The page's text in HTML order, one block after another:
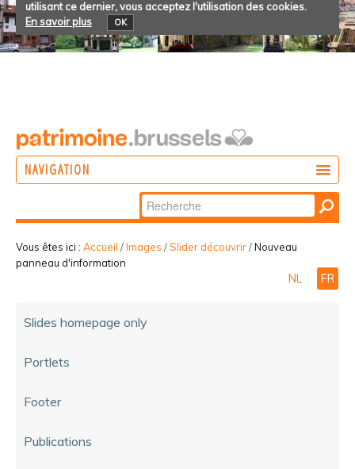
utilisant ce dernier, vous acceptez l'utilisation des cookies.
En savoir plus
OK
NAVIGATION
PARTICIPER
Chercher par
Recherche
avancée…
Vous êtes ici : Accueil /Images /Slider découvrir/Nouveau
panneau d'information
NL FR
Slides homepage only
Portlets
Footer
Publications